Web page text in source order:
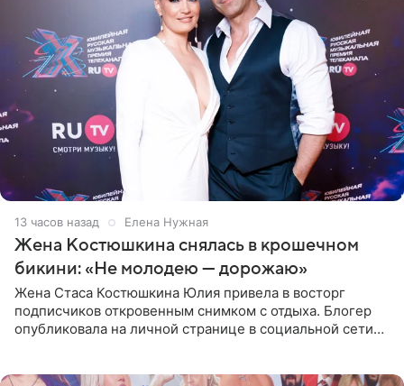
13 часов назад Елена Нужная
Жена Костюшкина снялась в крошечном
бикини: «Не молодею — дорожаю»
Жена Стаса Костюшкина Юлия привела в восторг
подписчиков откровенным снимком с отдыха. Блогер
опубликовала на личной странице в социальной сети